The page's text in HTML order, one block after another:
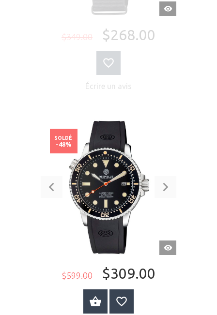
APERÇU
RAPIDE
$349.00 $268.00
Écrire un avis
APERÇU
RAPIDE
$599.00 $309.00
SOLDÉ
-48%
ACHETER MAINTENANT